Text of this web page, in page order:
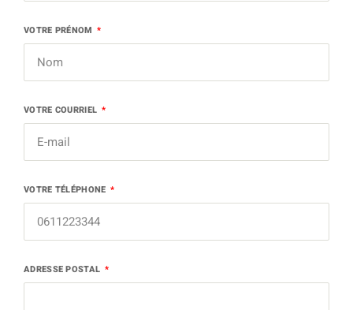
VOTRE PRÉNOM
VOTRE COURRIEL
VOTRE TÉLÉPHONE
ADRESSE POSTAL